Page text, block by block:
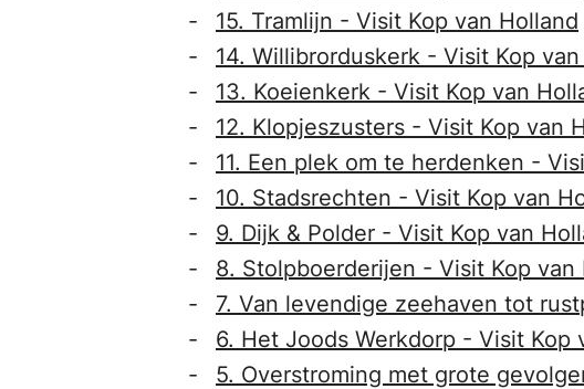
15. Tramlijn - Visit Kop van Holland
14. Willibrorduskerk - Visit Kop
13. Koeienkerk - Visit Kop van
12. Klopjeszusters - Visit Kop van
11. Een plek om te herdenken -
10. Stadsrechten - Visit Kop van
9. Dijk & Polder - Visit Kop van
8. Stolpboerderijen - Visit Kop van
7. Van levendige zeehaven tot
6. Het Joods Werkdorp - Visit Kop
5. Overstroming met grote